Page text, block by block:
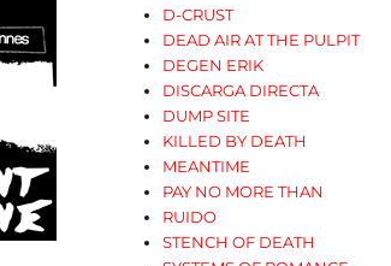
D-CRUST
DEAD AIR AT THE PULPIT
DEGEN ERIK
DISCARGA DIRECTA
DUMP SITE
KILLED BY DEATH
MEANTIME
PAY NO MORE THAN
RUIDO
STENCH OF DEATH